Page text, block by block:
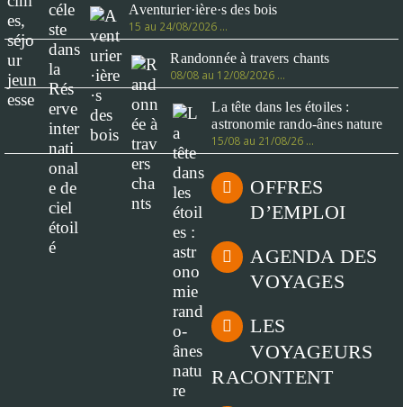
Aventurier·ière·s des bois
15 au 24/08/2026 …
Randonnée à travers chants
08/08 au 12/08/2026 …
La tête dans les étoiles :
astronomie rando-ânes nature
15/08 au 21/08/26 …
OFFRES
D’EMPLOI
AGENDA DES
VOYAGES
LES
VOYAGEURS
RACONTENT